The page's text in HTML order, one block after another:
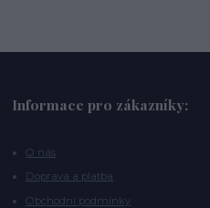
Informace pro zákazníky:
O nás
Doprava a platba
Obchodní podmínky